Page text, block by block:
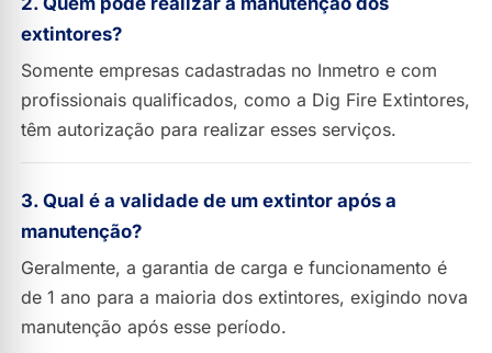
extintores?
Somente empresas cadastradas no Inmetro e com
profissionais qualificados, como a Dig Fire Extintores,
têm autorização para realizar esses serviços.
3. Qual é a validade de um extintor após a
manutenção?
Geralmente, a garantia de carga e funcionamento é
de 1 ano para a maioria dos extintores, exigindo nova
manutenção após esse período.